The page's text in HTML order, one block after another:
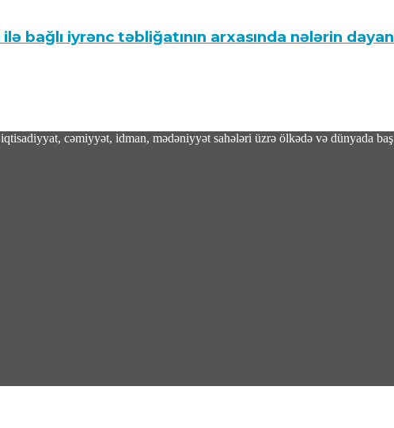
bağlı iyrənc təbliğatının arxasında nələrin
cəmiyyət, idman, mədəniyyət sahələri üzrə ölkədə və dünyada